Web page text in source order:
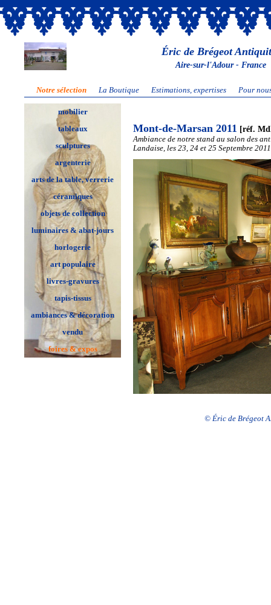
Éric de Brégeot
Aire-sur-l'Adour - France
Notre sélection La Boutique Estimations, expertises Pour
mobilier
tableaux
sculptures
argenterie
arts de la table, verrerie
céramiques
objets de collection
luminaires & abat-jours
horlogerie
art populaire
livres-gravures
tapis-tissus
ambiances & décoration
vendu
foires & expos
Mont-de-Marsan 2011 [réf.
Ambiance de notre stand au salon des
Landaise, les 23, 24 et 25 Septembre
© Éric de Brégeot